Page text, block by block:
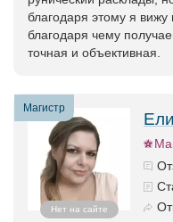
благодаря этому я вижу
благодаря чему
точная и объективная.
Магистр
Нет на сайте